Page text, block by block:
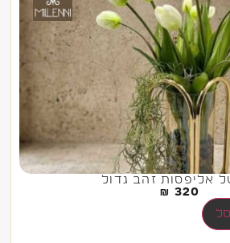
אליפסות זהב גדול
320
₪